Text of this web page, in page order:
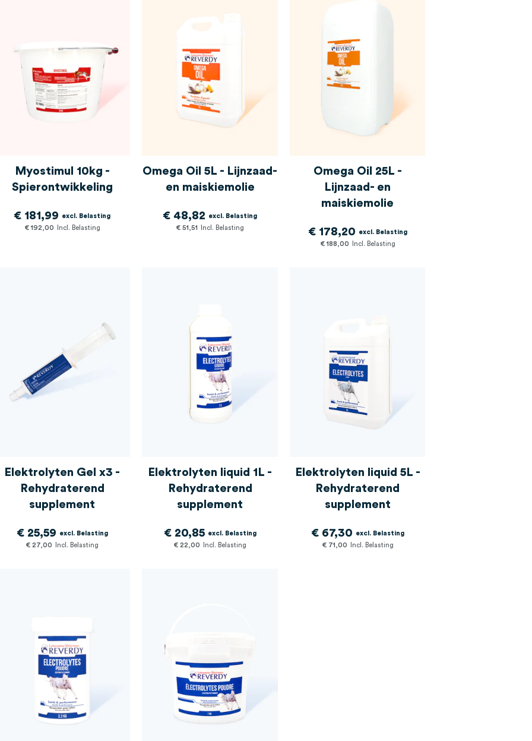
Myostimul 10kg -
Spierontwikkeling
€ 192,00
€ 181,99
Omega Oil 5L - Lijnzaad-
en maiskiemolie
€ 51,51
€ 48,82
Omega Oil 25L -
Lijnzaad- en
maiskiemolie
€ 188,00
€ 178,20
Elektrolyten Gel x3 -
Rehydraterend
supplement
€ 27,00
€ 25,59
Elektrolyten liquid 1L -
Rehydraterend
supplement
€ 22,00
€ 20,85
Elektrolyten liquid 5L -
Rehydraterend
supplement
€ 71,00
€ 67,30